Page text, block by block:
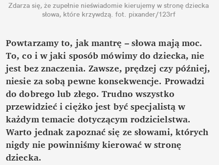
Zdarza się, że zupełnie nieświadomie kierujemy w stronę dziecka
słowa, które krzywdzą. fot. pixander/123rf
Powtarzamy to, jak mantrę – słowa mają moc.
To, co i w jaki sposób mówimy do dziecka, nie
jest bez znaczenia. Zawsze, prędzej czy później,
niesie za sobą pewne konsekwencje. Prowadzi
do dobrego lub złego. Trudno wszystko
przewidzieć i ciężko jest być specjalistą w
każdym temacie dotyczącym rodzicielstwa.
Warto jednak zapoznać się ze słowami, których
nigdy nie powinniśmy kierować w stronę
dziecka.